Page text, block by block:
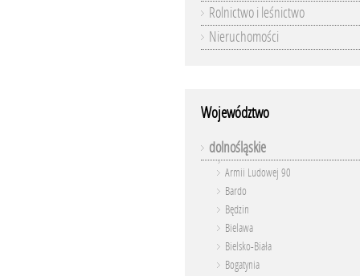
Rolnictwo i leśnictwo
Nieruchomości
Województwo
dolnośląskie
Armii Ludowej 90
Bardo
Będzin
Bielawa
Bielsko-Biała
Bogatynia